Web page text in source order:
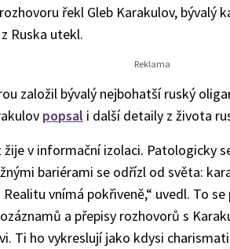
řekl Gleb Karakulov, bývalý
Ruska utekl.
založil bývalý nejbohatší ruský
popsal i další detaily z života
žije v informační izolaci. Patologicky
bariérami se odřízl od světa:
vnímá pokřiveně,“ uvedl. To
a přepisy rozhovorů s
Ti ho vykreslují jako kdysi